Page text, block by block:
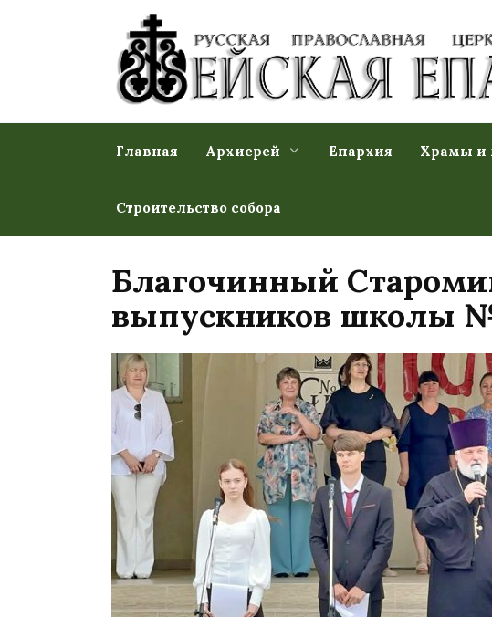
Главная Архиерей Епархия Храмы и
Строительство собора
Благочинный
выпускников школы